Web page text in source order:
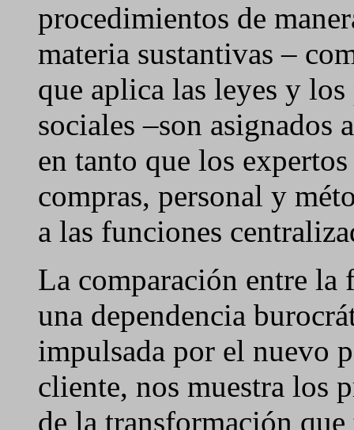
procedimientos de
materia sustantivas –
que aplica las leyes y
sociales –son asignados
en tanto que los
compras, personal y
a las funciones
La comparación entre la
una dependencia
impulsada por el nuevo
cliente, nos muestra los
de la transformación